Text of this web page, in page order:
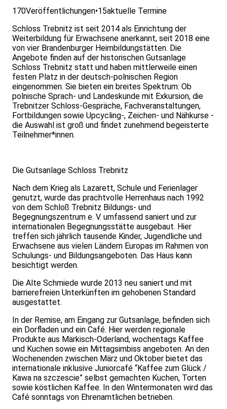
170Veröffentlichungen•15aktuelle Termine
Schloss Trebnitz ist seit 2014 als Einrichtung der
Weiterbildung für Erwachsene anerkannt, seit 2018 eine
von vier Brandenburger Heimbildungstätten. Die
Angebote finden auf der historischen Gutsanlage
Schloss Trebnitz statt und haben mittlerweile einen
festen Platz in der deutsch-polnischen Region
eingenommen. Sie bieten ein breites Spektrum: Ob
polnische Sprach- und Landeskunde mit Exkursion, die
Trebnitzer Schloss-Gespräche, Fachveranstaltungen,
Fortbildungen sowie Upcycling-, Zeichen- und Nähkurse -
die Auswahl ist groß und findet zunehmend begeisterte
Teilnehmer*innen.
Die Gutsanlage Schloss Trebnitz
Nach dem Krieg als Lazarett, Schule und Ferienlager
genutzt, wurde das prachtvolle Herrenhaus nach 1992
von dem Schloß Trebnitz Bildungs- und
Begegnungszentrum e. V. umfassend saniert und zur
internationalen Begegnungsstätte ausgebaut. Hier
treffen sich jährlich tausende Kinder, Jugendliche und
Erwachsene aus vielen Ländern Europas im Rahmen von
Schulungs- und Bildungsangeboten. Das Haus kann
besichtigt werden.
Die Alte Schmiede wurde 2013 neu saniert und mit
barrierefreien Unterkünften im gehobenen Standard
ausgestattet.
In der Remise, am Eingang zur Gutsanlage, befinden sich
ein Dorfladen und ein Café. Hier werden regionale
Produkte aus Märkisch-Oderland, wochentags Kaffee
und Kuchen sowie ein Mittagsimbiss angeboten. An den
Wochenenden zwischen März und Oktober bietet das
internationale inklusive Juniorcafé “Kaffee zum Glück /
Kawa na szczescie” selbst gemachten Kuchen, Torten
sowie köstlichen Kaffee. In den Wintermonaten wird das
Café sonntags von Ehrenamtlichen betrieben.